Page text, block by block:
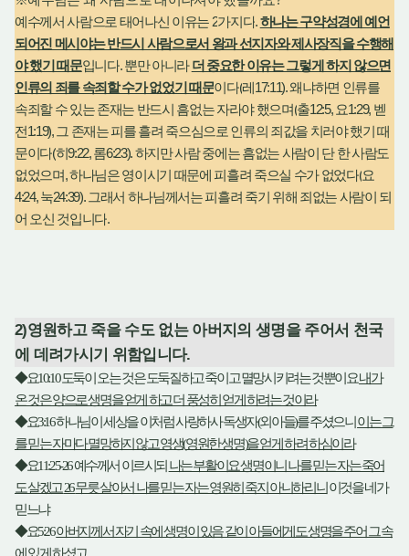
예수께서 사람으로 태어나신 이유는 2가지다.하나는 구약성경에 예언
되어진 메시야는 반드시 사람으로서 왕과 선지자와 제사장직을 수행해
야 했기 때문입니다.뿐만 아니라더 중요한 이유는 그렇게 하지 않으면
인류의 죄를 속죄할 수가 없었기 때문이다(레 17:11).왜냐하면 인류를
속죄할 수 있는 존재는 반드시 흠없는 자라야 했으며(출12:5, 요1:29, 벧
전1:19), 그 존재는 피를 흘려 죽으심으로 인류의 죄값을 치러야 했기 때
문이다(히9:22,롬6:23).하지만 사람 중에는 흠없는 사람이 단 한 사람도
없었으며,하나님은 영이시기 때문에 피흘려 죽으실 수가 없었다(요
4:24,눅24:39). 그래서 하나님께서는 피흘려 죽기 위해 죄없는 사람이 되
어 오신 것입니다.
2)영원하고 죽을 수도 없는 아버지의 생명을 주어서 천국
에 데려가시기 위함입니다.
◆요10:10도둑이 오는 것은 도둑질하고 죽이고 멸망시키려는 것뿐이요내가
온 것은 양으로 생명을 얻게 하고 더 풍성히 얻게 하려는 것이라
◆요3:16하나님이 세상을 이처럼 사랑하사 독생자(외아들)를 주셨으니 이는 그
를 믿는 자마다 멸망하지 않고 영생(영원한 생명)을 얻게 하려 하심이라
◆요11:25-26예수께서 이르시되 나는 부활이요 생명이니 나를 믿는 자는 죽어
도 살겠고26무릇 살아서 나를 믿는 자는 영원히 죽지 아니하리니 이것을 네가
믿느냐
◆요5:26아버지께서 자기 속에 생명이 있음 같이 아들에게도 생명을 주어 그 속